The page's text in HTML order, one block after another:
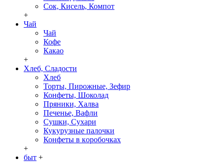
Сок, Кисель, Компот
+
Чай
Чай
Кофе
Какао
+
Хлеб, Сладости
Хлеб
Торты, Пирожные, Зефир
Конфеты, Шоколад
Пряники, Халва
Печенье, Вафли
Сушки, Сухари
Кукурузные палочки
Конфеты в кoробочках
+
быт +